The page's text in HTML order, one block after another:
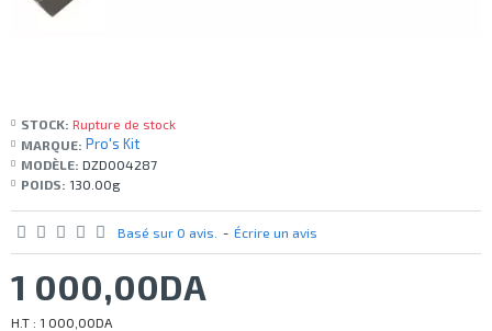
STOCK: Rupture de stock
MARQUE: Pro's Kit
MODÈLE: DZD004287
POIDS: 130.00g
Basé sur 0 avis. - Écrire un avis
1 000,00DA
H.T : 1 000,00DA